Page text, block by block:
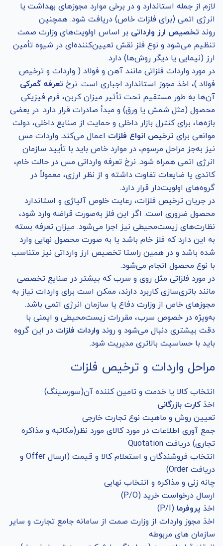
لازم از جمله استاندارد و در برخی موارد مجوزهای بهداشت یا
انرژی اتمی (برای فلزات خاص) دریافت شود. همچنین
روند تخصیص ارز وارداتی بر اساس اولویت‌های وزارت صمت
تنظیم می‌شود و نوع فلز نقش تعیین‌کننده‌ای در شیوه تأمین
ارز (نیمایی یا دیگر روش‌ها) دارد.
در مورد واردات فلزاتی مانند آهن و فولاد ( واردات و ترخیص
فولاد )، اخذ مجوز استاندارد اجباری است. نرخ تعرفه گمرکی
آن‌ها به طور مستقیم تحت تأثیر میزان کربن، فرم فیزیکی
محصول (مثل شمش یا ورق) و مبدأ صادرات قرار دارد. در بعضی
بازه‌ها، برای کنترل بازار داخلی و حمایت از صنایع داخلی، دولت
موانعی برای ترخیص انواع فلزات اعمال می‌کند. واردات مس
نیز به‌جز مراحل مرسوم، در موارد خاص باید با تأیید سازمان
انرژی اتمی همراه شود. نرخ تعرفه وارداتی مس در حالت خام،
کاتدی یا ضایعات تفاوت داشته و از نظر ارزی، معمولاً در
گروه‌های اولویت‌دار قرار دارد.
در جریان ترخیص فلزات، رعایت خلوص آلیاژی و استاندارد
محصول ضروری است. اگر این فلز به‌صورت قراضه وارد شود،
نظارت‌های زیست‌محیطی نیز اجرا می‌شود. میزان تعرفه بسته
به این دارد که فلز خام باشد یا به صورت محصول نهایی وارد
شده باشد و در همین راستا تخصیص ارز وارداتی نیز متناسب
با نوع محصول انجام می‌شود.
در مورد فلزاتی مثل روی و سرب که بیشتر در صنایع تخصصی
مانند باتری‌سازی کاربرد دارند، ممکن است برای واردات نیاز به
مجوزهای خاص از وزارت دفاع یا سازمان انرژی اتمی باشد.
به‌ویژه در خصوص سرب، مقررات زیست‌محیطی و ایمنی با
دقت بیشتری دنبال می‌شود و روند واردات فلزات در این گروه
باید با حساسیت بالاتری مدیریت شود.
مراحل واردات و ترخیص فلزات
انتخاب کالا یا خدمت و تامین کننده آن(سورسینگ)
اخذ کارت بازرگانی
تعیین روش و ماهیت نوع تجارت خارجی
جمع آوری اطلاعات در مورد کالای مورد نظر(مکاتبه و مذاکره
تجاری) دریافت Quotation
انتخاب فروشندگان و استعلام کالا و قیمت (ارسال Offer و
دریافت Order)
چانه زنی و مذاکره و انتخاب نهایی
ارسال درخواست خرید (P/O)
اخذ پروفرما (P/I)
اخذ مجوز واردات از وزارت صمت از سامانه جامع تجارت و سایر
سازمان های مربوطه